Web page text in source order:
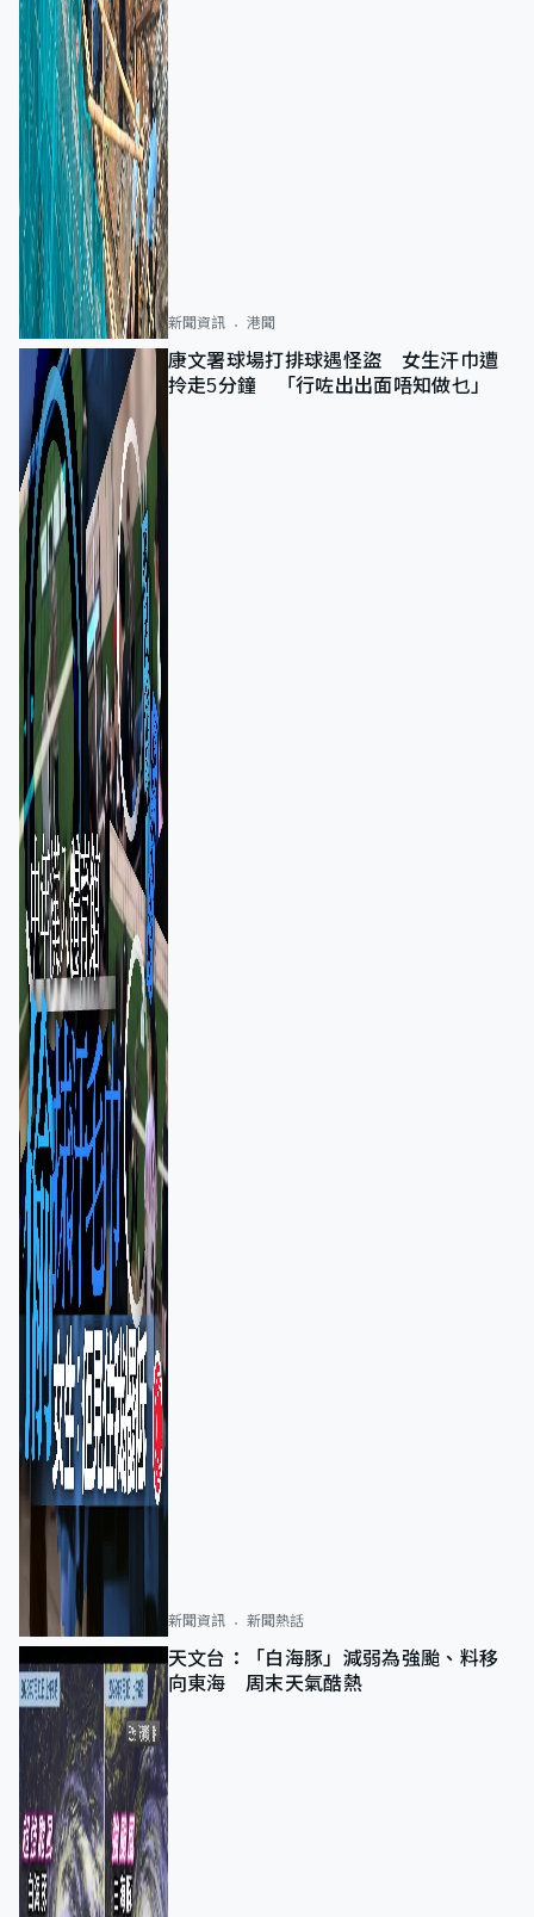
新聞資訊 港聞
康文署球場打排球遇怪盜 女生汗巾遭
拎走5分鐘 「行咗出出面唔知做乜」
新聞資訊 新聞熱話
天文台：「白海豚」減弱為強颱、料移
向東海 周末天氣酷熱